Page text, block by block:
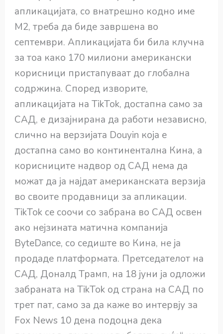
апликацијата, со внатрешно кодно име
M2, треба да биде завршена во
септември. Апликацијата би била клучна
за тоа како 170 милиони американски
корисници пристапуваат до глобална
содржина. Според изворите,
апликацијата на TikTok, достапна само за
САД, е дизајнирана да работи независно,
слично на верзијата Douyin која е
достапна само во континентална Кина, а
корисниците надвор од САД нема да
можат да ја најдат американската верзија
во своите продавници за апликации.
TikTok се соочи со забрана во САД освен
ако нејзината матична компанија
ByteDance, со седиште во Кина, не ја
продаде платформата. Претседателот на
САД, Доналд Трамп, на 18 јуни ја одложи
забраната на TikTok од страна на САД по
трет пат, само за да каже во интервју за
Fox News 10 дена подоцна дека